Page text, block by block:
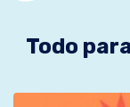
Todo